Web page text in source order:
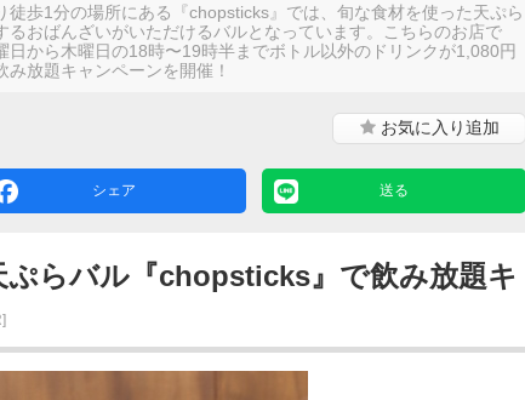
徒歩1分の場所にある『chopsticks』では、旬な食材を使った天ぷら
るおばんざいがいただけるバルとなっています。こちらのお店で
日から木曜日の18時〜19時半までボトル以外のドリンクが1,080円
み放題キャンペーンを開催！
お気に入り追加
シェア 送る
ぷらバル『chopsticks』で飲み放題キ